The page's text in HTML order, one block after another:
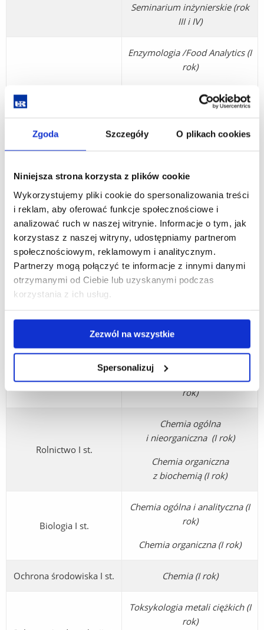
Zgoda Szczegóły O plikach cookies
Niniejsza strona korzysta z plików cookie
Wykorzystujemy pliki cookie do spersonalizowania treści
i reklam, aby oferować funkcje społecznościowe i
analizować ruch w naszej witrynie. Informacje o tym, jak
korzystasz z naszej witryny, udostępniamy partnerom
społecznościowym, reklamowym i analitycznym.
Partnerzy mogą połączyć te informacje z innymi danymi
otrzymanymi od Ciebie lub uzyskanymi podczas
korzystania z ich usług.
Zezwól na wszystkie
Spersonalizuj
Seminarium inżynierskie (rok
III i IV)
Technologia żywności
i żywienie człowieka II st.
Enzymologia /Food Analytics (I
rok)
żywności (I rok)
Analiza chromatograficzna (I
rok)
smakowo-zapachowych
(I rok)
Prozdrowotne właściwości
miodów i innych produktów
pszczelich ( I rok)
Analiza substancji
Dodatki do żywności (I rok)
Walidacja metod
analitycznych ( I rok)
Seminarium magisterskie (I i II
rok)
Rolnictwo I st.
Chemia ogólna
i nieorganiczna (I rok)
Chemia organiczna
z biochemią (I rok)
Biologia I st.
Chemia ogólna i analityczna (I
rok)
Chemia organiczna (I rok)
Ochrona środowiska I st. Chemia (I rok)
Toksykologia metali ciężkich (I
rok)